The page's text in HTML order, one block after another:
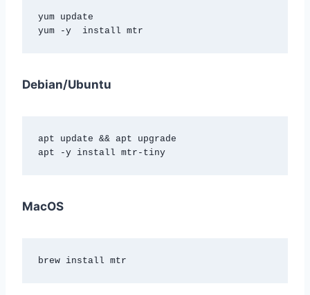
yum update
yum -y  install mtr
Debian/Ubuntu
apt update && apt upgrade
apt -y install mtr-tiny
MacOS
brew install mtr